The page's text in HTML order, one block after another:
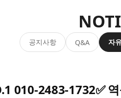
공지사항 Q&A 자
010-2483-1732✅